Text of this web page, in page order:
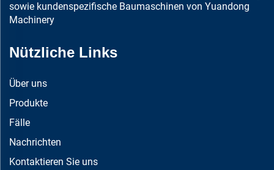
sowie kundenspezifische Baumaschinen von Yuandong
Machinery
Nützliche Links
Über uns
Produkte
Fälle
Nachrichten
Kontaktieren Sie uns